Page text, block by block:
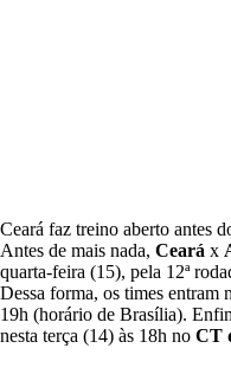
Ceará faz treino aberto antes
Antes de mais nada, Ceará x
quarta-feira (15), pela 12ª
Dessa forma, os times entram
19h (horário de Brasília).
nesta terça (14) às 18h no CT